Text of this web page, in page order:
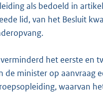
als bedoeld in
lid, van het Besluit
het eerste en
de minister op aanvraag
waarvan